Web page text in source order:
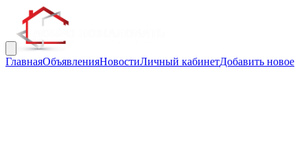
ГлавнаяОбъявленияНовостиЛичный кабинетДобавить новое